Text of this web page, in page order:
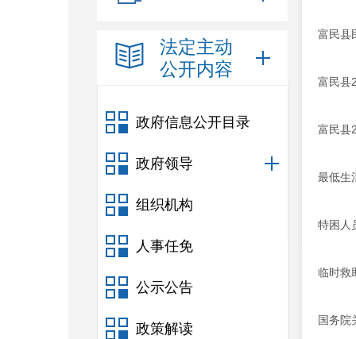
法定主动
公开内容
政府信息公开目录
政府领导
组织机构
人事任免
公示公告
政策解读
富民县
富民县
富民县
最低生
特困人
临时救
国务院